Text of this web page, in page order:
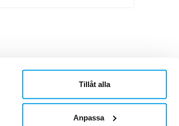
Tillåt alla
Anpassa
Om Sonepar
Historik
Kontaktblad
Ledningsgrupp